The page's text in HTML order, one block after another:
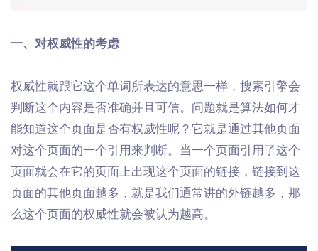
一、对权威性的考虑
权威性就跟它这个单词所表达的意思一样，搜索引擎会
判断这个内容是否准确并且可信。问题就是算法如何才
能知道这个页面是否有权威性呢？它就是通过其他页面
对这个页面的一个引用来判断。当一个页面引用了这个
页面就会在它的页面上出现这个页面的链接，链接到这
页面的其他页面越多，就是我们通常讲的外链越多，那
么这个页面的权威性就会被认为越高。